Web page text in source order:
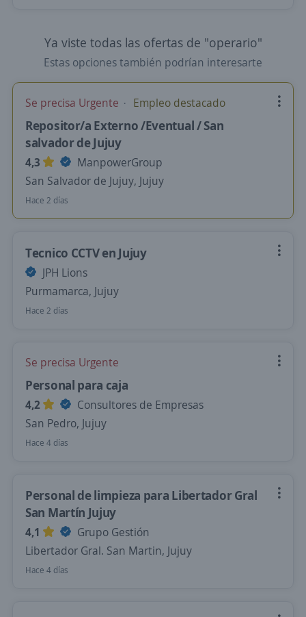
Ya viste todas las ofertas de "operario"
Estas opciones también podrían interesarte
Se precisa Urgente Empleo destacado
Repositor/a Externo /Eventual / San
salvador de Jujuy
4,3
ManpowerGroup
San Salvador de Jujuy, Jujuy
Hace 2 días
Tecnico CCTV en Jujuy
JPH Lions
Purmamarca, Jujuy
Hace 2 días
Se precisa Urgente
Personal para caja
4,2
Consultores de Empresas
San Pedro, Jujuy
Hace 4 días
Personal de limpieza para Libertador Gral
San Martín Jujuy
4,1
Grupo Gestión
Libertador Gral. San Martin, Jujuy
Hace 4 días